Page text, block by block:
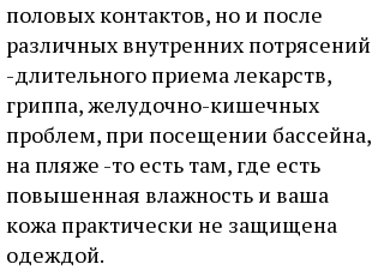
половых контактов, но и после
различных внутренних потрясений
-длительного приема лекарств,
гриппа, желудочно-кишечных
проблем, при посещении бассейна,
на пляже -то есть там, где есть
повышенная влажность и ваша
кожа практически не защищена
одеждой.